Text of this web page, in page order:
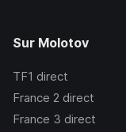
Sur Molotov
TF1 direct
France 2 direct
France 3 direct